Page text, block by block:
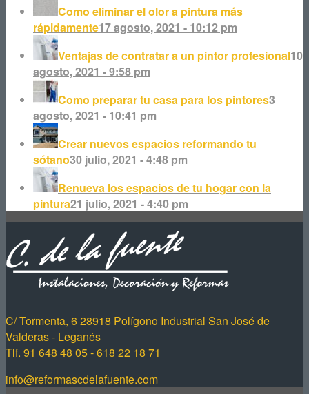
Como eliminar el olor a pintura más
rápidamente17 agosto, 2021 - 10:12 pm
Ventajas de contratar a un pintor profesional10
agosto, 2021 - 9:58 pm
Como preparar tu casa para los pintores3
agosto, 2021 - 10:41 pm
Crear nuevos espacios reformando tu
sótano30 julio, 2021 - 4:48 pm
Renueva los espacios de tu hogar con la
pintura21 julio, 2021 - 4:40 pm
C/ Tormenta, 6 28918 Polígono Industrial San José de
Valderas - Leganés
Tlf. 91 648 48 05 - 618 22 18 71
info@reformascdelafuente.com